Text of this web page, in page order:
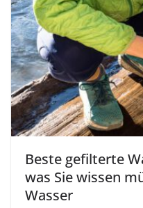
Beste gefilterte
was Sie wissen
Wasser